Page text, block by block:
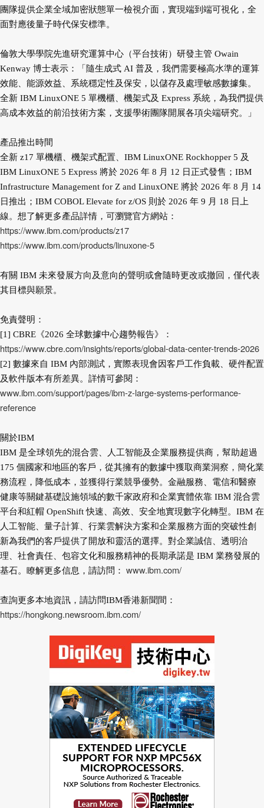
團隊提供企業全域加密狀態單一檢視介面，實現端到端可視化，全
面對應後量子時代保安標準。
倫敦大學學院先進研究運算中心（平台技術）研發主管 Owain
Kenway 博士表示：「隨生成式 AI 普及，我們需要極高水準的運算
效能、能源效益、系統穩定性及保安，以儲存及處理敏感數據集。
全新 IBM LinuxONE 5 單機櫃、機架式及 Express 系統，為我們提供
高成本效益的前沿技術方案，支援學術團隊開展各項尖端研究。」
產品推出時間
全新 z17 單機櫃、機架式配置、IBM LinuxONE Rockhopper 5 及
IBM LinuxONE 5 Express 將於 2026 年 8 月 12 日正式發售；IBM
Infrastructure Management for Z and LinuxONE 將於 2026 年 8 月 14
日推出；IBM COBOL Elevate for z/OS 則於 2026 年 9 月 18 日上
線。想了解更多產品詳情，可瀏覽官方網站：
https://www.ibm.com/products/z17
https://www.ibm.com/products/linuxone-5
有關 IBM 未來發展方向及意向的聲明或會隨時更改或撤回，僅代表
其目標與願景。
免責聲明：
[1] CBRE《2026 全球數據中心趨勢報告》：
https://www.cbre.com/insights/reports/global-data-center-trends-2026
[2] 數據來自 IBM 內部測試，實際表現會因客戶工作負載、硬件配置
及軟件版本有所差異。詳情可參閱：
www.ibm.com/support/pages/ibm-z-large-systems-performance-
reference
關於IBM
IBM 是全球領先的混合雲、人工智能及企業服務提供商，幫助超過
175 個國家和地區的客戶，從其擁有的數據中獲取商業洞察，簡化業
務流程，降低成本，並獲得行業競爭優勢。金融服務、電信和醫療
健康等關鍵基礎設施領域的數千家政府和企業實體依靠 IBM 混合雲
平台和紅帽 OpenShift 快速、高效、安全地實現數字化轉型。IBM 在
人工智能、量子計算、行業雲解決方案和企業服務方面的突破性創
新為我們的客戶提供了開放和靈活的選擇。對企業誠信、透明治
理、社會責任、包容文化和服務精神的長期承諾是 IBM 業務發展的
基石。瞭解更多信息，請訪問： www.ibm.com/
查詢更多本地資訊，請訪問IBM香港新聞間：
https://hongkong.newsroom.ibm.com/